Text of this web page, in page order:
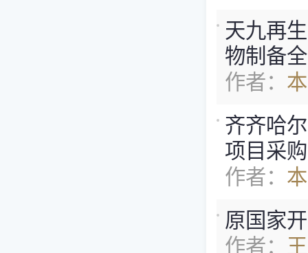
天九再
物制备
作者：
齐齐哈
项目采
作者：
原国家
作者：